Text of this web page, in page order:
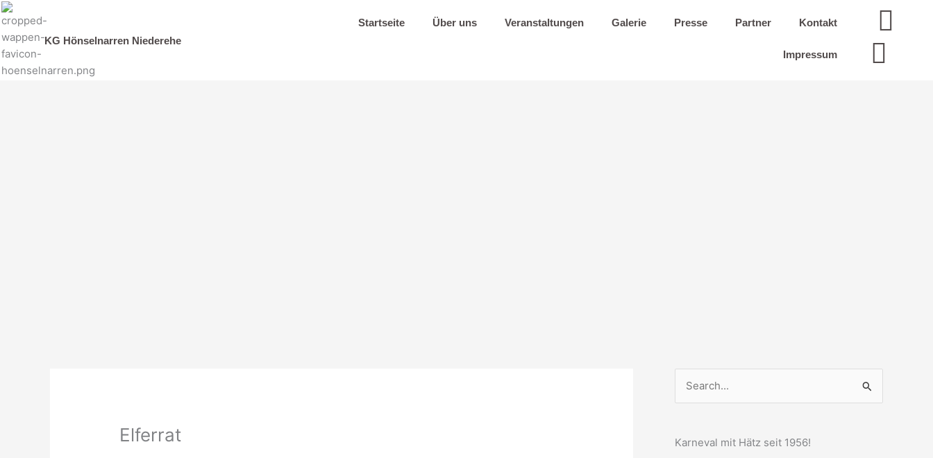
Zum
Inhalt
springenKG Hönselnarren Niederehe
Startseite Über uns Veranstaltungen Galerie Presse Partner Kontakt
Impressum
Elferrat
h
Karneval mit Hätz seit 1956!